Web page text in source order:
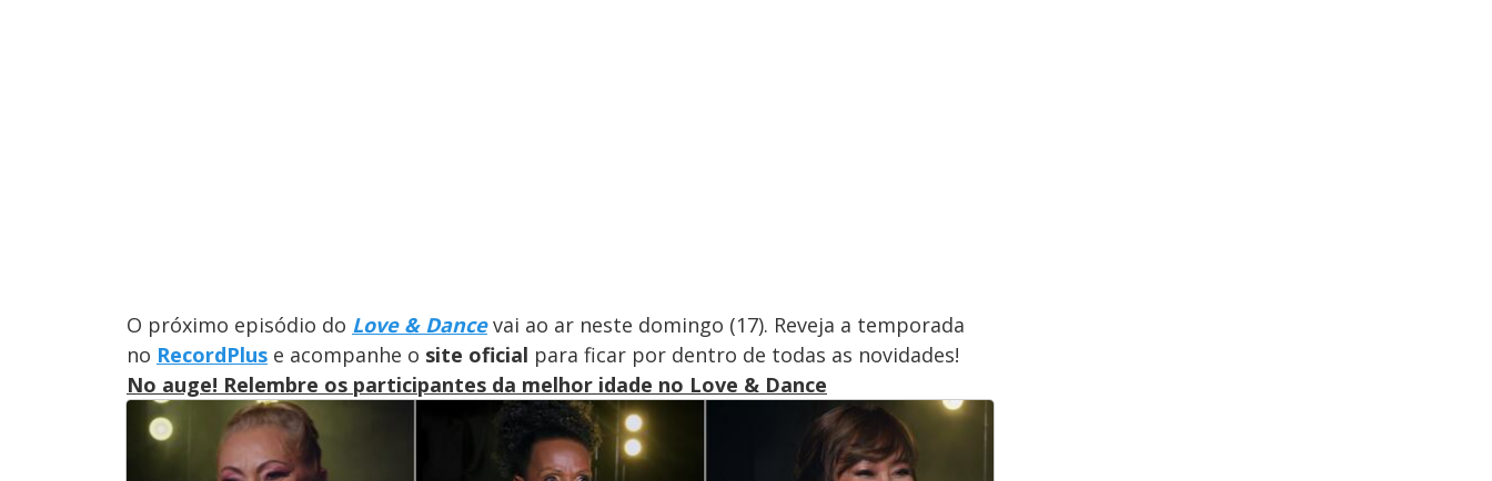
O próximo episódio do Love & Dancevai ao ar neste domingo (17). Reveja a temporada
no RecordPlus e acompanhe o site oficial para ficar por dentro de todas as novidades!
No auge! Relembre os participantes da melhor idade no Love & Dance